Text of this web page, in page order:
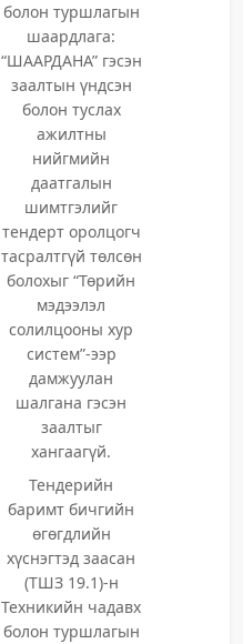
болон туршлагын
шаардлага:
“ШААРДАНА” гэсэн
заалтын үндсэн
болон туслах
ажилтны
нийгмийн
даатгалын
шимтгэлийг
тендерт оролцогч
тасралтгүй төлсөн
болохыг “Төрийн
мэдээлэл
солилцооны хур
систем”-ээр
дамжуулан
шалгана гэсэн
заалтыг
хангаагүй.
Тендерийн
баримт бичгийн
өгөгдлийн
хүснэгтэд заасан
(ТШЗ 19.1)-н
Техникийн чадавх
болон туршлагын